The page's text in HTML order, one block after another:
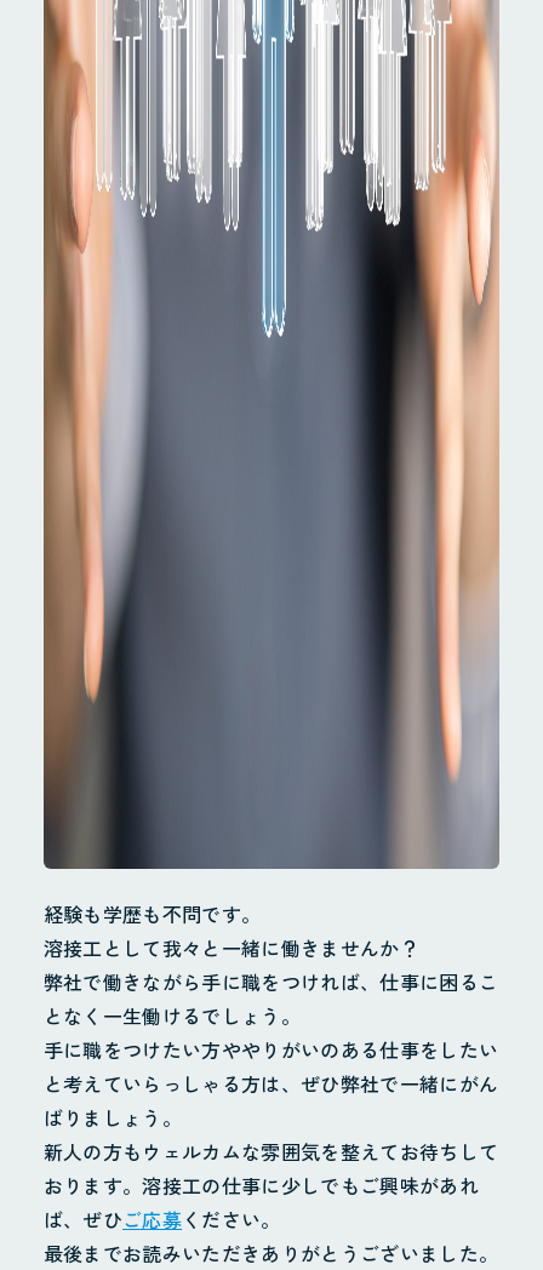
採用情報
採用サイト
個人情報保護方針
経験も学歴も不問です。
溶接工として我々と一緒に働きませんか？
弊社で働きながら手に職をつければ、仕事に困るこ
となく一生働けるでしょう。
手に職をつけたい方ややりがいのある仕事をしたい
と考えていらっしゃる方は、ぜひ弊社で一緒にがん
ばりましょう。
新人の方もウェルカムな雰囲気を整えてお待ちして
おります。溶接工の仕事に少しでもご興味があれ
ば、ぜひご応募ください。
最後までお読みいただきありがとうございました。